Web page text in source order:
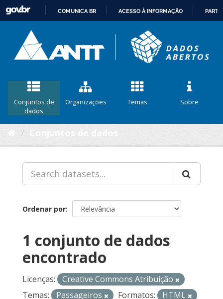
CONTEÚDO
COMUNICA BR ACESSO À INFORMAÇÃO
Conjuntos de
dados
Organizações Temas Sobre
Ordenar por
1 conjunto de dados
encontrado
Licenças:
Creative Commons Atribuição
Temas:
Passageiros Formatos:
HTML